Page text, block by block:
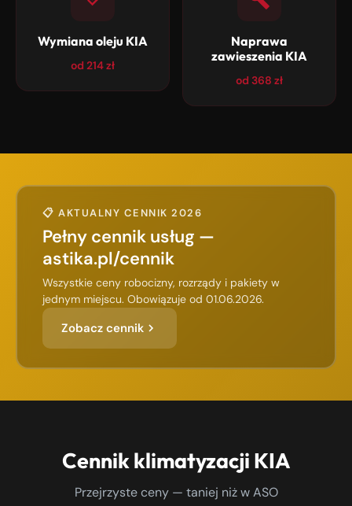
Wymiana oleju KIA
od 214 zł
Naprawa
zawieszenia KIA
od 368 zł
📋 AKTUALNY CENNIK 2026
Pełny cennik usług —
astika.pl/cennik
Wszystkie ceny robocizny, rozrządy i pakiety w
jednym miejscu. Obowiązuje od 01.06.2026.
Zobacz cennik
Cennik klimatyzacji KIA
Przejrzyste ceny — taniej niż w ASO